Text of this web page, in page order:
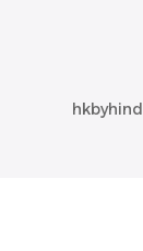
hkbyhind